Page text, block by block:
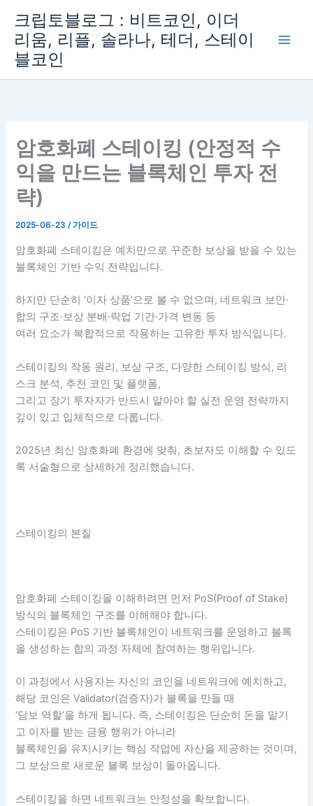
크립토블로그 : 비트코인, 이더
리움, 리플, 솔라나, 테더, 스테이
블코인
암호화폐 스테이킹 (안정적 수
익을 만드는 블록체인 투자 전
략)
2025-06-23/가이드
암호화폐 스테이킹은 예치만으로 꾸준한 보상을 받을 수 있는
블록체인 기반 수익 전략입니다.
하지만 단순히 ‘이자 상품’으로 볼 수 없으며, 네트워크 보안·
합의 구조·보상 분배·락업 기간·가격 변동 등
여러 요소가 복합적으로 작용하는 고유한 투자 방식입니다.
스테이킹의 작동 원리, 보상 구조, 다양한 스테이킹 방식, 리
스크 분석, 추천 코인 및 플랫폼,
그리고 장기 투자자가 반드시 알아야 할 실전 운영 전략까지
깊이 있고 입체적으로 다룹니다.
2025년 최신 암호화폐 환경에 맞춰, 초보자도 이해할 수 있도
록 서술형으로 상세하게 정리했습니다.
스테이킹의 본질
암호화폐 스테이킹을 이해하려면 먼저 PoS(Proof of Stake)
방식의 블록체인 구조를 이해해야 합니다.
스테이킹은 PoS 기반 블록체인이 네트워크를 운영하고 블록
을 생성하는 합의 과정 자체에 참여하는 행위입니다.
이 과정에서 사용자는 자신의 코인을 네트워크에 예치하고,
해당 코인은 Validator(검증자)가 블록을 만들 때
‘담보 역할’을 하게 됩니다. 즉, 스테이킹은 단순히 돈을 맡기
고 이자를 받는 금융 행위가 아니라
블록체인을 유지시키는 핵심 작업에 자산을 제공하는 것이며,
그 보상으로 새로운 블록 보상이 돌아옵니다.
스테이킹을 하면 네트워크는 안정성을 확보합니다.